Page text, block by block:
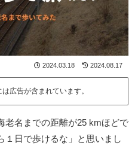
2024.03.18 2024.08.17
広告が含まれています。
老名までの距離が25 kmほどで
１日で歩けるな」と思いまし